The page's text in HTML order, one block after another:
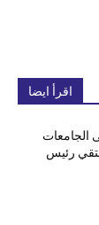
اقرأ ايضا
الجامعات
رئيس